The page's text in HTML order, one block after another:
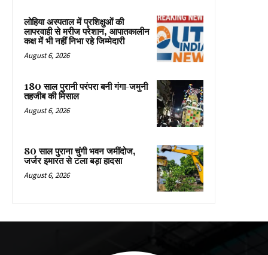
लोहिया अस्पताल में प्रशिक्षुओं की
लापरवाही से मरीज परेशान, आपातकालीन
कक्ष में भी नहीं निभा रहे जिम्मेदारी
August 6, 2026
180 साल पुरानी परंपरा बनी गंगा-जमुनी
तहजीब की मिसाल
August 6, 2026
80 साल पुराना चुंगी भवन जमींदोज,
जर्जर इमारत से टला बड़ा हादसा
August 6, 2026